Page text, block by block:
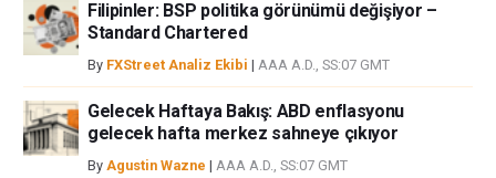
Filipinler: BSP politika görünümü değişiyor –
Standard Chartered
By FXStreet Analiz Ekibi | AAA A.D., SS:07 GMT
Gelecek Haftaya Bakış: ABD enflasyonu
gelecek hafta merkez sahneye çıkıyor
By Agustin Wazne | AAA A.D., SS:07 GMT